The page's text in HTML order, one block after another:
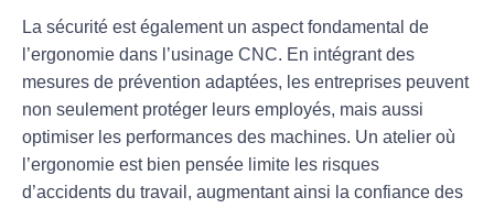
La sécurité est également un aspect fondamental de
l’ergonomie dans l’usinage CNC. En intégrant des
mesures de prévention adaptées, les entreprises peuvent
non seulement protéger leurs employés, mais aussi
optimiser les performances des machines. Un atelier où
l’ergonomie est bien pensée limite les risques
d’accidents du travail, augmentant ainsi la confiance des